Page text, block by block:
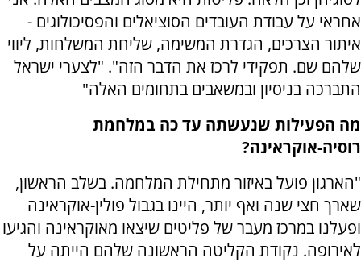
אחראי על עבודת העובדים הסוציאלים והפסיכולוגים -
איתור הצרכים, הגדרת המשימה, שליחת המשלחות, ליווי
שלהם שם. תפקידי לרכז את הדבר הזה". "לצערי ישראל
התברכה בניסיון ובמשאבים בתחומים האלה"
מה הפעילות שנעשתה עד כה במלחמת
רוסיה-אוקראינה?
"הארגון פועל באיזור מתחילת המלחמה. בשלב הראשון,
שארך חצי שנה ואף יותר, היינו בגבול פולין-אוקראינה
ופעלנו במרכז מעבר של פליטים שיצאו מאוקראינה והגיעו
לאירופה. נקודת הקליטה הראשונה שלהם הייתה על